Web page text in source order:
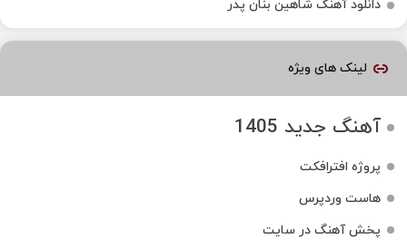
دانلود آهنگ شاهین بنان پدر
لینک های ویژه
آهنگ جدید 1405
پروژه افترافکت
هاست وردپرس
پخش آهنگ در سایت